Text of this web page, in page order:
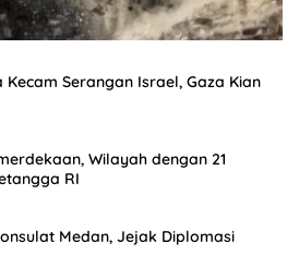
Serangan Israel, Gaza Kian
Wilayah dengan 21
RI
Medan, Jejak Diplomasi